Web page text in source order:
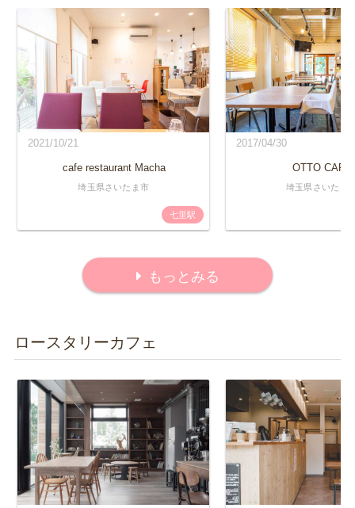
2021/10/21
cafe restaurant Macha
埼玉県さいたま市
七里駅
2017/04/30
OTTO CAFE
埼玉県さいたま
もっとみる
ロースタリーカフェ